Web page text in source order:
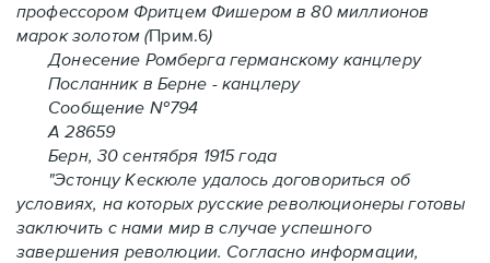
профессором Фритцем Фишером в 80 миллионов
марок золотом (Прим.6)
Донесение Ромберга германскому канцлеру
Посланник в Берне - канцлеру
Сообщение №794
А 28659
Берн, 30 сентября 1915 года
"Эстонцу Кескюле удалось договориться об
условиях, на которых русские революционеры готовы
заключить с нами мир в случае успешного
завершения революции. Согласно информации,